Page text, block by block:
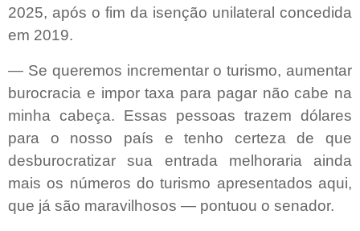
2025, após o fim da isenção unilateral concedida
em 2019.
— Se queremos incrementar o turismo, aumentar
burocracia e impor taxa para pagar não cabe na
minha cabeça. Essas pessoas trazem dólares
para o nosso país e tenho certeza de que
desburocratizar sua entrada melhoraria ainda
mais os números do turismo apresentados aqui,
que já são maravilhosos — pontuou o senador.